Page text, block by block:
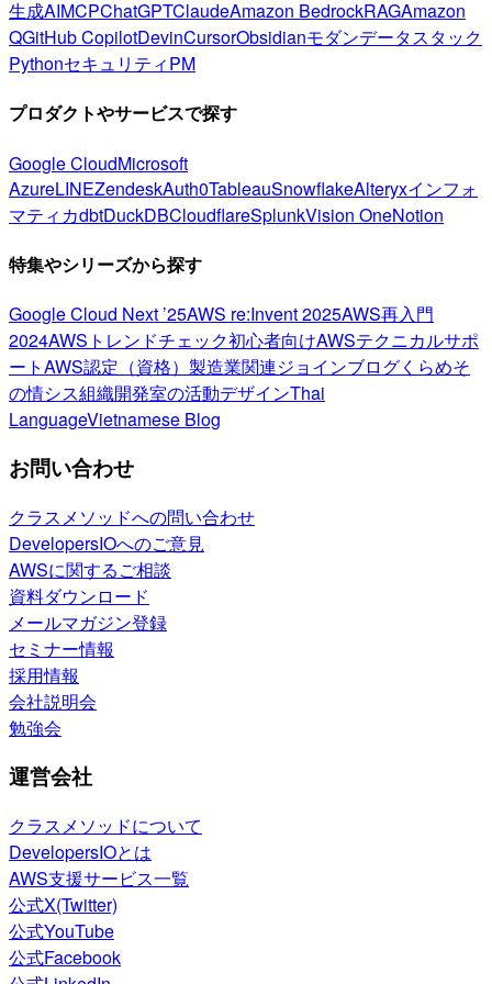
生成AIMCPChatGPTClaudeAmazon BedrockRAGAmazon
QGitHub CopilotDevinCursorObsidianモダンデータスタック
PythonセキュリティPM
プロダクトやサービスで探す
Google CloudMicrosoft
AzureLINEZendeskAuth0TableauSnowflakeAlteryxインフォ
マティカdbtDuckDBCloudflareSplunkVision OneNotion
特集やシリーズから探す
Google Cloud Next ’25AWS re:Invent 2025AWS再入門
2024AWSトレンドチェック初心者向けAWSテクニカルサポ
ートAWS認定（資格） 製造業関連ジョインブログくらめそ
の情シス組織開発室の活動デザインThai
LanguageVietnamese Blog
お問い合わせ
クラスメソッドへの問い合わせ
DevelopersIOへのご意見
AWSに関するご相談
資料ダウンロード
メールマガジン登録
セミナー情報
採用情報
会社説明会
勉強会
運営会社
クラスメソッドについて
DevelopersIOとは
AWS支援サービス一覧
公式X(Twitter)
公式YouTube
公式Facebook